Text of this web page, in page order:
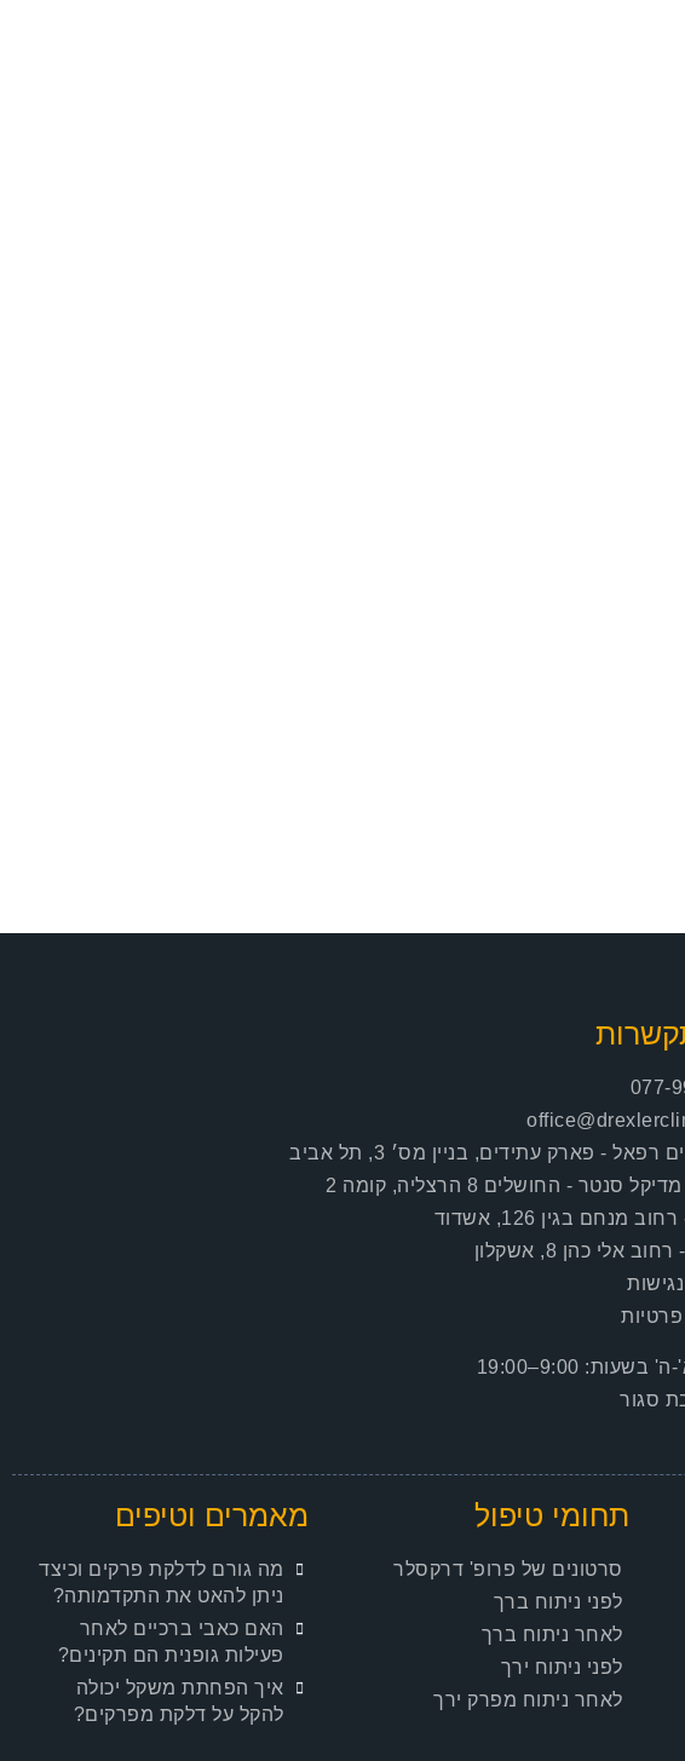
077-
רפאל- פארק עתידים, בניין מס׳ 3, תל אביב
סנטר - החושלים 8 הרצליה, קומה 2
מנחם בגין 126, אשדוד
- רחוב אלי כהן 8, אשקלון
פרטיות
9:00–19:00
סגור
תחומי טיפול
סרטונים של פרופ' דרקסלר
לפני ניתוח ברך
לאחר ניתוח ברך
לפני ניתוח ירך
לאחר ניתוח מפרק ירך
מאמרים וטיפים
מה גורם לדלקת פרקים וכיצד
ניתן להאט את התקדמותה?
האם כאבי ברכיים לאחר
פעילות גופנית הם תקינים?
איך הפחתת משקל יכולה
להקל על דלקת מפרקים?